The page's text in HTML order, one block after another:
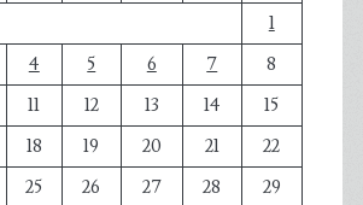
1
4 5 6 7
8
11 12 13 14
15
18 19 20 21
22
25 26 27 28
29